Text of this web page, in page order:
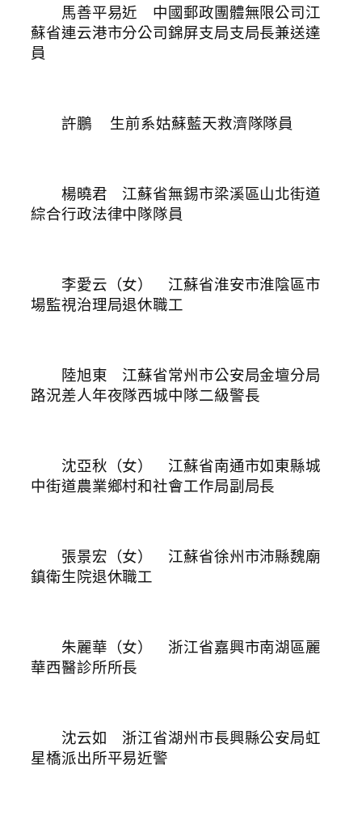
馬善平易近 中國郵政團體無限公司江
蘇省連云港市分公司錦屏支局支局長兼送達
員
許鵬 生前系姑蘇藍天救濟隊隊員
楊曉君 江蘇省無錫市梁溪區山北街道
綜合行政法律中隊隊員
李愛云（女） 江蘇省淮安市淮陰區市
場監視治理局退休職工
陸旭東 江蘇省常州市公安局金壇分局
路況差人年夜隊西城中隊二級警長
沈亞秋（女） 江蘇省南通市如東縣城
中街道農業鄉村和社會工作局副局長
張景宏（女） 江蘇省徐州市沛縣魏廟
鎮衛生院退休職工
朱麗華（女） 浙江省嘉興市南湖區麗
華西醫診所所長
沈云如 浙江省湖州市長興縣公安局虹
星橋派出所平易近警